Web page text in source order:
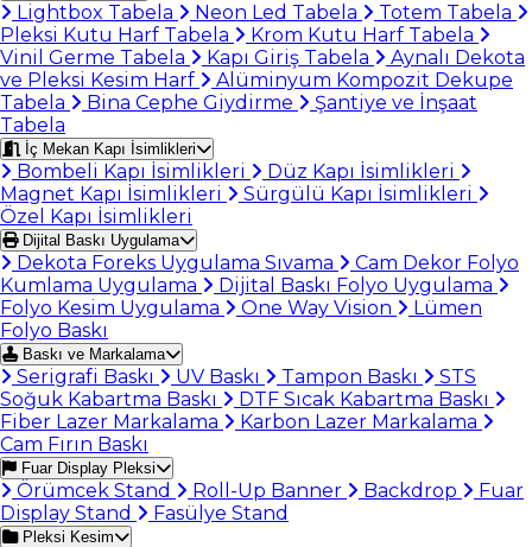
Lightbox Tabela Neon Led Tabela
Totem Tabela
Pleksi Kutu Harf Tabela
Krom Kutu Harf Tabela
Vinil Germe Tabela
Kapı Giriş Tabela
Aynalı Dekota
ve Pleksi Kesim Harf
Alüminyum Kompozit Dekupe
Tabela
Bina Cephe Giydirme
Şantiye ve İnşaat
Tabela
İç Mekan Kapı İsimlikleri
Bombeli Kapı İsimlikleri
Düz Kapı İsimlikleri
Magnet Kapı İsimlikleri
Sürgülü Kapı İsimlikleri
Özel Kapı İsimlikleri
Dijital Baskı Uygulama
Dekota Foreks Uygulama Sıvama
Cam Dekor Folyo
Kumlama Uygulama
Dijital Baskı Folyo Uygulama
Folyo Kesim Uygulama
One Way Vision
Lümen
Folyo Baskı
Baskı ve Markalama
Serigrafi Baskı UV Baskı Tampon Baskı
STS
Soğuk Kabartma Baskı
DTF Sıcak Kabartma Baskı
Fiber Lazer Markalama
Karbon Lazer Markalama
Cam Fırın Baskı
Fuar Display Pleksi
Örümcek Stand Roll-Up Banner Backdrop
Fuar
Display Stand
Fasülye Stand
Pleksi Kesim